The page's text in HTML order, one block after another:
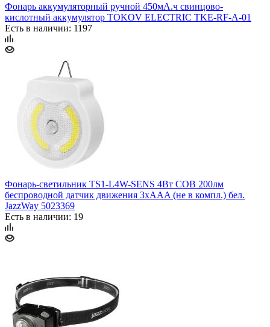
Фонарь аккумуляторный ручной 450мА.ч свинцово-
кислотный аккумулятор TOKOV ELECTRIC TKE-RF-A-01
Есть в наличии: 1197
Фонарь-светильник TS1-L4W-SENS 4Вт COB 200лм
беспроводной датчик движения 3хAAA (не в компл.) бел.
JazzWay 5023369
Есть в наличии: 19